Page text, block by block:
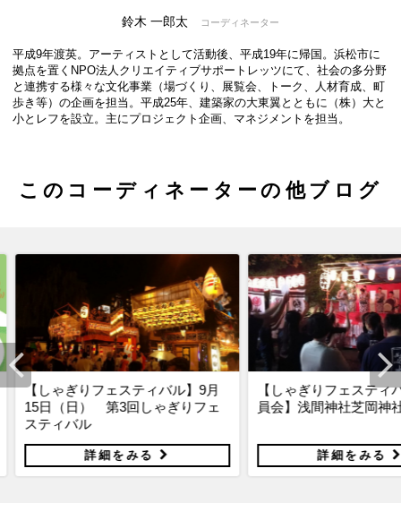
鈴木 一郎太 コーディネーター
平成9年渡英。アーティストとして活動後、平成19年に帰国。浜松市に
拠点を置くNPO法人クリエイティブサポートレッツにて、社会の多分野
と連携する様々な文化事業（場づくり、展覧会、トーク、人材育成、町
歩き等）の企画を担当。平成25年、建築家の大東翼とともに（株）大と
小とレフを設立。主にプロジェクト企画、マネジメントを担当。
このコーディネーターの他ブログ
ル】9月
ぎりフェ
【しゃぎりフェスティバル実行委
員会】浅間神社芝岡神社祭典
詳細をみる
【松崎町
集会